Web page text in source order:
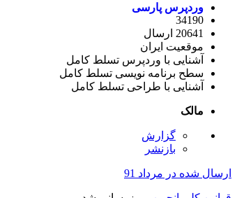
وردپرس پارسی
34190
20641 ارسال
موقعیت ایران
آشنایی با وردپرس تسلط کامل
سطح برنامه نویسی تسلط کامل
آشنایی با طراحی تسلط کامل
مالک
گزارش
بازنشر
ارسال شده در مرداد 91